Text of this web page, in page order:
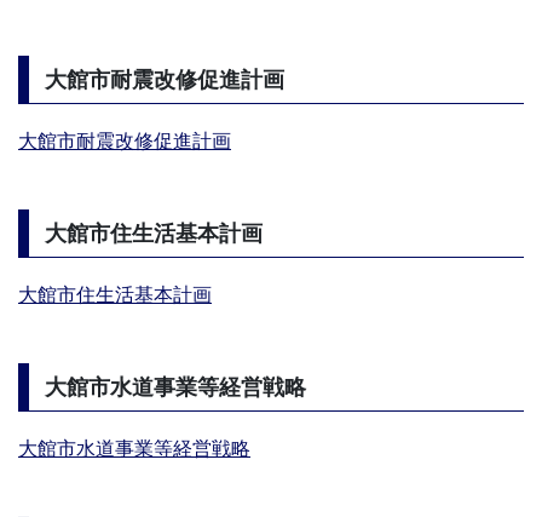
大館市耐震改修促進計画
大館市耐震改修促進計画
大館市住生活基本計画
大館市住生活基本計画
大館市水道事業等経営戦略
大館市水道事業等経営戦略